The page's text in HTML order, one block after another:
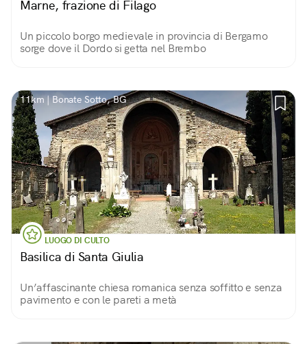
Marne, frazione di Filago
Un piccolo borgo medievale in provincia di Bergamo
sorge dove il Dordo si getta nel Brembo
11km | Bonate Sotto, BG
LUOGO DI CULTO
Basilica di Santa Giulia
Un’affascinante chiesa romanica senza soffitto e senza
pavimento e con le pareti a metà